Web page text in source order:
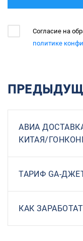
Согласие на
политике
АВИА
КИТАЯ/
ТАРИФ GA-
КАК